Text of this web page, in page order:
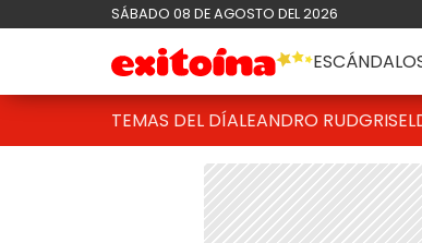
SÁBADO 08 DE AGOSTO DEL 2026
TEMAS DEL DÍALEANDRO RUD